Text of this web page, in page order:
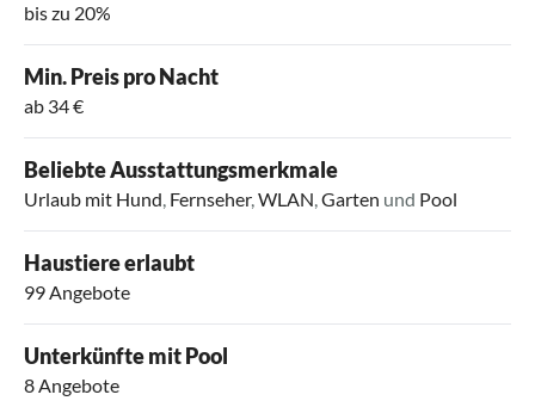
bis zu 20%
Min. Preis pro Nacht
ab 34 €
Beliebte Ausstattungsmerkmale
Urlaub mit Hund, Fernseher,WLAN,Garten und Pool
Haustiere erlaubt
99 Angebote
Unterkünfte mit Pool
8 Angebote